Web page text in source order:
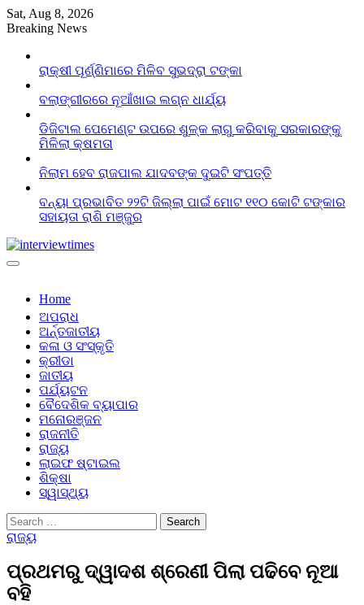
Skip
to
Sat, Aug 8, 2026
Breaking News
ରାକ୍ଷୀ ପୂର୍ଣ୍ଣିମାରେ ମିଳିବ ସୁଭଦ୍ରା ଟଙ୍କା
ବଲାଙ୍ଗୀରରେ ନୂଆଁଖାଇ ଲଗ୍ନ ଧାର୍ଯ୍ୟ
ଡିଜିଟାଲ ପେମେଣ୍ଟ ଉପରେ ଶୁଳ୍କ ଲାଗୁ କରିବାକୁ ସରକାରଙ୍କୁ
ମିଳିଲା କ୍ଷମତା
ନିଲାମ ହେବ ରାଜପାଲ ଯାଦବଙ୍କ ଦୁଇଟି ସଂପତ୍ତି
ବନ୍ୟା ପ୍ରଭାବିତ ୨୨ଟି ଜିଲ୍ଲା ପାଇଁ ମୋଟ ୧୧୦ କୋଟି ଟଙ୍କାର
ସହାୟତା ରାଶି ମଞ୍ଜୁର
Home
ଅପରାଧ
ଅର୍ନ୍ତଜାତୀୟ
କଳା ଓ ସଂସ୍କୃତି
କ୍ରୀଡା
ଜାତୀୟ
ପର୍ଯ୍ୟଟନ
ବୈଦେଶିକ ବ୍ୟାପାର
ମନୋରଞ୍ଜନ
ରାଜନୀତି
ରାଜ୍ୟ
ଲାଇଫ ଷ୍ଟାଇଲ
ଶିକ୍ଷା
ସ୍ୱାସ୍ଥ୍ୟ
Search
for:
ରାଜ୍ୟ
ପ୍ରଥମରୁ ଦ୍ୱାଦଶ ଶ୍ରେଣୀ ପିଲା ପଢିବେ ନୂଆ
ବହି